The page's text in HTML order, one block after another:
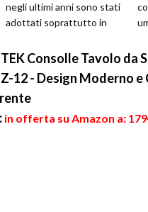
negli ultimi anni sono stati
adottati soprattutto in
Consolle Tavolo
12 - Design Moderno e
in offerta su Amazon a: